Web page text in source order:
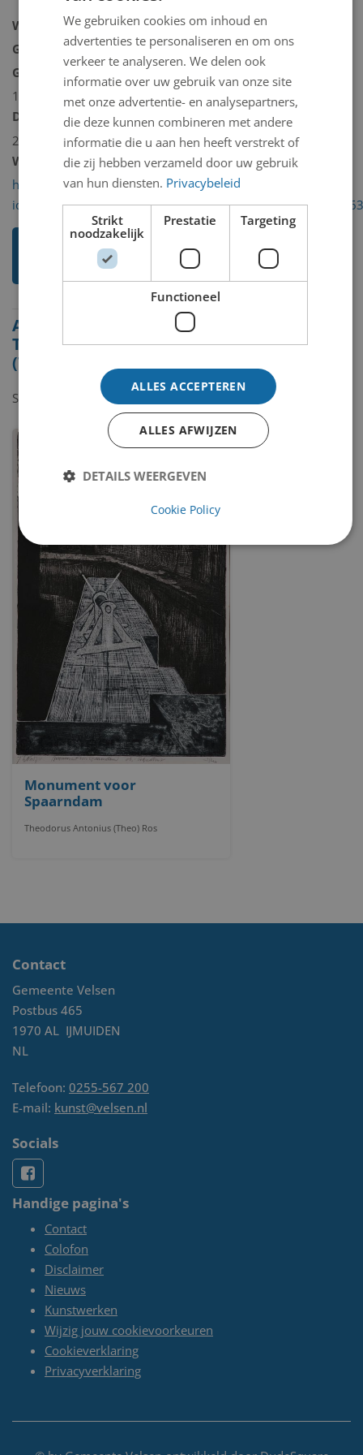
Woonplaats: Alkmaar
Geboorteplaats: Amsterdam
Geboortedatum:
donderdag 2 mei
1935
Datum overlijden: zondag 1 maart
2009
Website:
http://www.artindex.nl/limburg/default.asp?
Ik weet meer over deze
Alle beelden van
Theodorus Antonius
(Theo) Ros
Showing 1item.
Monument voor
Spaarndam
Theodorus Antonius (Theo) Ros
Contact
Gemeente Velsen
Postbus 465
1970 AL IJMUIDEN
NL
Telefoon: 0255-567 200
E-mail: kunst@velsen.nl
Socials
Handige pagina's
Contact
Colofon
Disclaimer
Nieuws
Kunstwerken
Wijzig jouw cookievoorkeuren
Cookieverklaring
Privacyverklaring
We gebruiken cookies om inhoud en
advertenties te personaliseren en om ons
verkeer te analyseren. We delen ook
informatie over uw gebruik van onze site
met onze advertentie- en analysepartners,
die deze kunnen combineren met andere
informatie die u aan hen heeft verstrekt of
die zij hebben verzameld door uw gebruik
van hun diensten. Privacybeleid
Strikt
noodzakelijk
Prestatie Targeting
Functioneel
ALLES ACCEPTEREN
ALLES AFWIJZEN
DETAILS WEERGEVEN
Cookie Policy